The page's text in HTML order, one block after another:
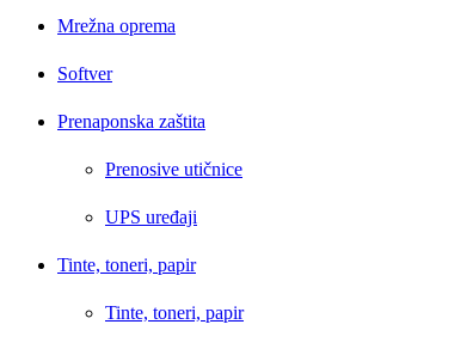
Mrežna oprema
Softver
Prenaponska zaštita
Prenosive utičnice
UPS uređaji
Tinte, toneri, papir
Tinte, toneri, papir